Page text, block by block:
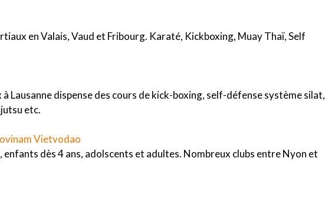
en Valais, Vaud et Fribourg. Karaté, Kickboxing, Muay Thaï, Self
Lausanne dispense des cours de kick-boxing, self-défense système silat,
etc.
Vietvodao
dès 4 ans, adolscents et adultes. Nombreux clubs entre Nyon et